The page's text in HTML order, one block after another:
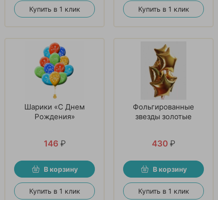
Купить в 1 клик Купить в 1 клик
Шарики «С Днем
Рождения»
146 ₽
В корзину
Купить в 1 клик
Фольгированные
звезды золотые
430 ₽
В корзину
Купить в 1 клик